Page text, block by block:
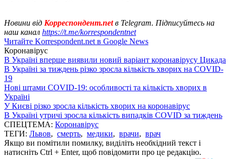
Новини від Корреспондент.netв Telegram. Підписуйтесь на
наш канал https://t.me/korrespondentnet
Читайте Korrespondent.net в Google News
Коронавірус
В Україні вперше виявили новий варіант коронавірусу Цикада
В Україні за тиждень різко зросла кількість хворих на COVID-
19
Нові штами COVID-19: особливості та кількість хворих в
Україні
У Києві різко зросла кількість хворих на коронавірус
В Україні утричі зросла кількість випадків COVID за тиждень
СПЕЦТЕМА: Коронавірус
ТЕГИ: Львов, смерть, медики, врачи, врач
Якщо ви помітили помилку, виділіть необхідний текст і
натисніть Ctrl + Enter, щоб повідомити про це редакцію.